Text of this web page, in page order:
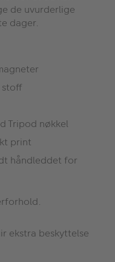
de uvurderlige
dager.
stoff
Tripod nøkkel
print
håndleddet for
ekstra beskyttelse